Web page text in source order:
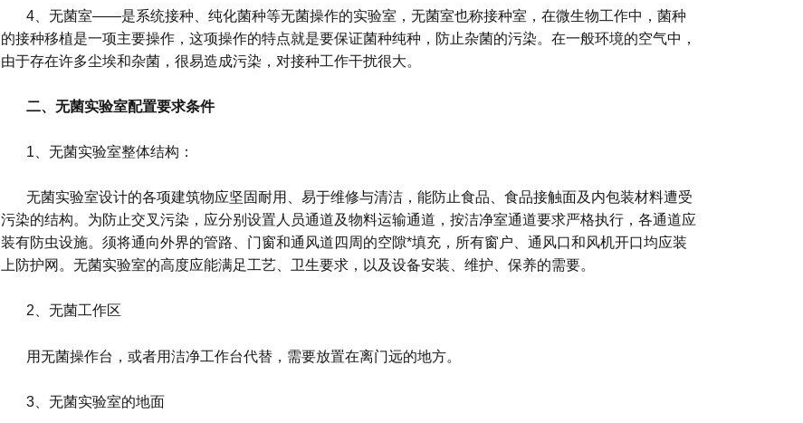
4、无菌室——是系统接种、纯化菌种等无菌操作的实验室，无菌室也称接种室，在微生物工作中，菌种
的接种移植是一项主要操作，这项操作的特点就是要保证菌种纯种，防止杂菌的污染。在一般环境的空气中，
由于存在许多尘埃和杂菌，很易造成污染，对接种工作干扰很大。
二、无菌实验室配置要求条件
1、无菌实验室整体结构：
无菌实验室设计的各项建筑物应坚固耐用、易于维修与清洁，能防止食品、食品接触面及内包装材料遭受
污染的结构。为防止交叉污染，应分别设置人员通道及物料运输通道，按洁净室通道要求严格执行，各通道应
装有防虫设施。须将通向外界的管路、门窗和通风道四周的空隙*填充，所有窗户、通风口和风机开口均应装
上防护网。无菌实验室的高度应能满足工艺、卫生要求，以及设备安装、维护、保养的需要。
2、无菌工作区
用无菌操作台，或者用洁净工作台代替，需要放置在离门远的地方。
3、无菌实验室的地面